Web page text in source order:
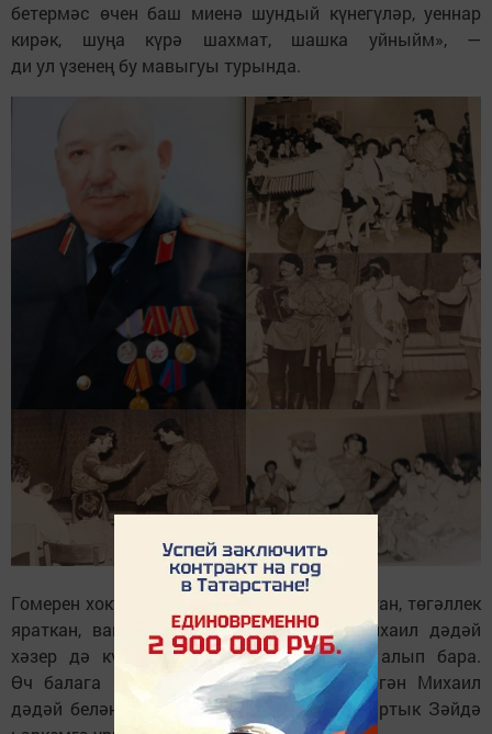
бетермәс өчен баш миенә шундый күнегүләр, уеннар
кирәк, шуңа күрә шахмат, шашка уйныйм», —
ди ул үзенең бу мавыгуы турында.
Гомерен хокук тәртибен саклауга багышлаган, төгәллек
яраткан, вакытын бушка уздырмаган Михаил дәдәй
хәзер дә күпләр сокланырлык тормыш алып бара.
Өч балага гомер һәм дөрес тәрбия биргән Михаил
дәдәй белән Люба җиңги инде 50 елдан артык Зәйдә